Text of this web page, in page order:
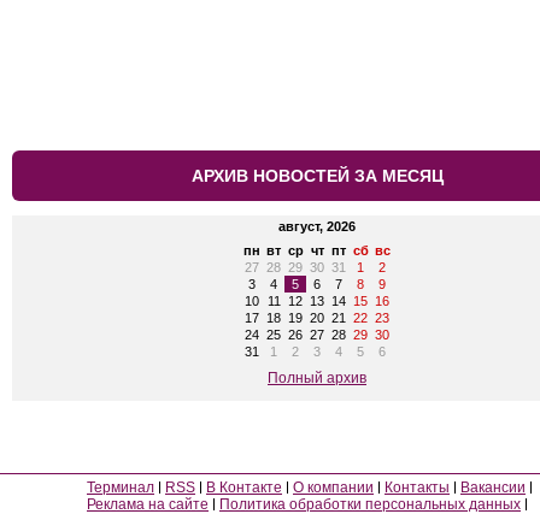
АРХИВ НОВОСТЕЙ ЗА МЕСЯЦ
август, 2026
пн вт ср чт пт сб вс
27 28 29 30 31 1
2
3
4 5 6 7 8
9
10
11 12 13 14 15 16
17 18 19 20 21 22 23
24 25 26 27 28 29 30
31
1 2 3 4 5 6
Полный архив
Терминал RSS В Контакте О компании Контакты
Вакансии
Реклама на сайте
Политика обработки персональных данных